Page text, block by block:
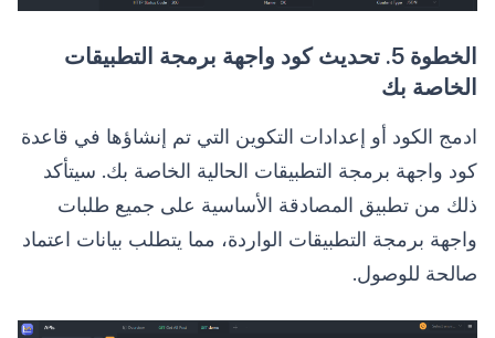
الخطوة 5. تحديث كود واجهة برمجة التطبيقات
الخاصة بك
ادمج الكود أو إعدادات التكوين التي تم إنشاؤها في قاعدة
كود واجهة برمجة التطبيقات الحالية الخاصة بك. سيتأكد
ذلك من تطبيق المصادقة الأساسية على جميع طلبات
واجهة برمجة التطبيقات الواردة، مما يتطلب بيانات اعتماد
صالحة للوصول.